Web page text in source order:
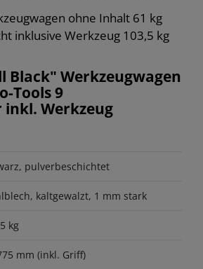
ohne Inhalt 61 kg
inklusive Werkzeug 103,5 kg
Black" Werkzeugwagen
Tools 9
inkl. Werkzeug
pulverbeschichtet
kaltgewalzt, 1 mm stark
kg
mm (inkl. Griff)